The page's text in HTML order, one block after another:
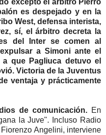
excepto el árbitro Pierro
es despejado y en la
West, defensa interista,
sí, el árbitro decreta la
del
Interse comen al
a Simoni ante el
a que Pagliuca detuvo el
Victoria de la Juventus
ventaja y prácticamente
de comunicación.En
laJuve". Incluso Radio
Fiorenzo Angelini, interviene